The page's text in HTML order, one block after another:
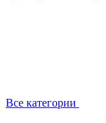
Все категории